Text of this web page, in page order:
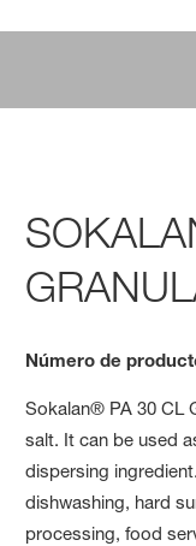
Número de
Sokalan® PA 30 CL
salt. It can be used
dispersing
dishwashing, hard
processing, food